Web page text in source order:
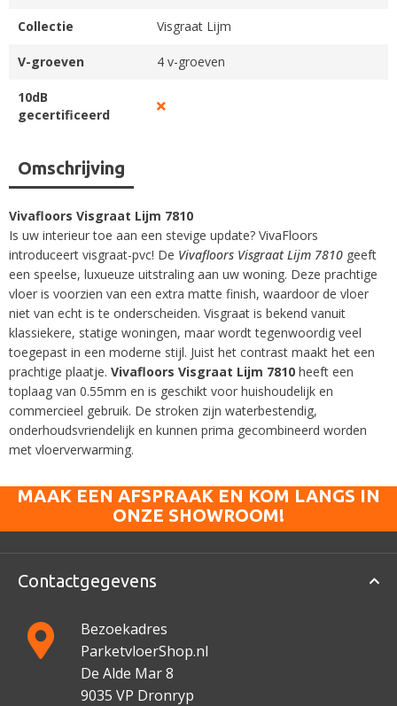
Omschrijving
Vivafloors Visgraat Lijm 7810
Is uw interieur toe aan een stevige update? VivaFloors
introduceert visgraat-pvc! De Vivafloors Visgraat Lijm 7810 geeft
een speelse, luxueuze uitstraling aan uw woning. Deze prachtige
vloer is voorzien van een extra matte finish, waardoor de vloer
niet van echt is te onderscheiden. Visgraat is bekend vanuit
klassiekere, statige woningen, maar wordt tegenwoordig veel
toegepast in een moderne stijl. Juist het contrast maakt het een
prachtige plaatje. Vivafloors Visgraat Lijm 7810 heeft een
toplaag van 0.55mm en is geschikt voor huishoudelijk en
commercieel gebruik. De stroken zijn waterbestendig,
onderhoudsvriendelijk en kunnen prima gecombineerd worden
met vloerverwarming.
Collectie Visgraat Lijm
V-groeven 4 v-groeven
10dB
gecertificeerd
MAAK EEN AFSPRAAK EN KOM LANGS IN
ONZE SHOWROOM!
Contactgegevens
Bezoekadres
ParketvloerShop.nl
De Alde Mar 8
9035 VP Dronryp